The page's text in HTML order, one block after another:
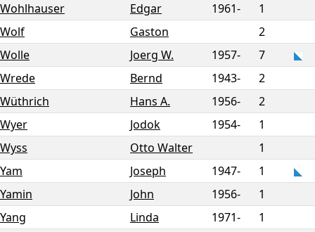
Wohlhauser
Edgar 1961-
1
Wolf
Gaston
2
Wolle
Joerg W. 1957-
7
Wrede
Bernd 1943-
2
Wüthrich
Hans A. 1956-
2
Wyer
Jodok 1954-
1
Wyss
Otto Walter
1
Yam
Joseph 1947-
1
Yamin
John 1956-
1
Yang
Linda 1971-
1